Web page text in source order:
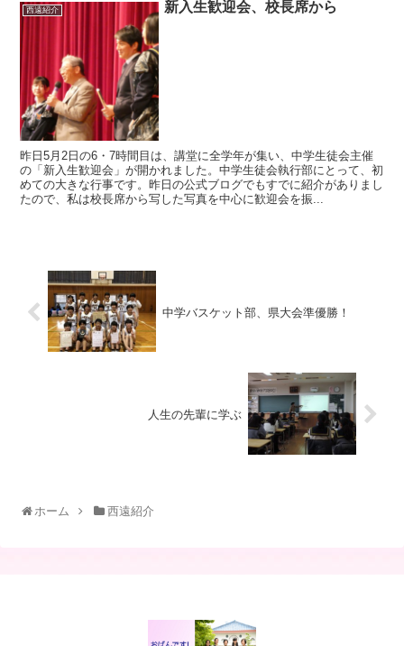
西遠紹介 新入生歓迎会、校長席から
昨日5月2日の6・7時間目は、講堂に全学年が集い、中学生徒会主催
の「新入生歓迎会」が開かれました。中学生徒会執行部にとって、初
めての大きな行事です。昨日の公式ブログでもすでに紹介がありまし
たので、私は校長席から写した写真を中心に歓迎会を振...
中学バスケット部、県大会準優勝！
人生の先輩に学ぶ
ホーム 西遠紹介